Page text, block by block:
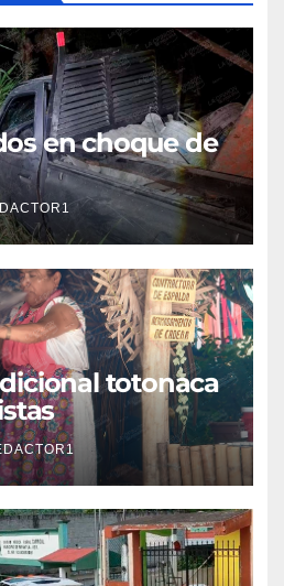
en choque de
totonaca